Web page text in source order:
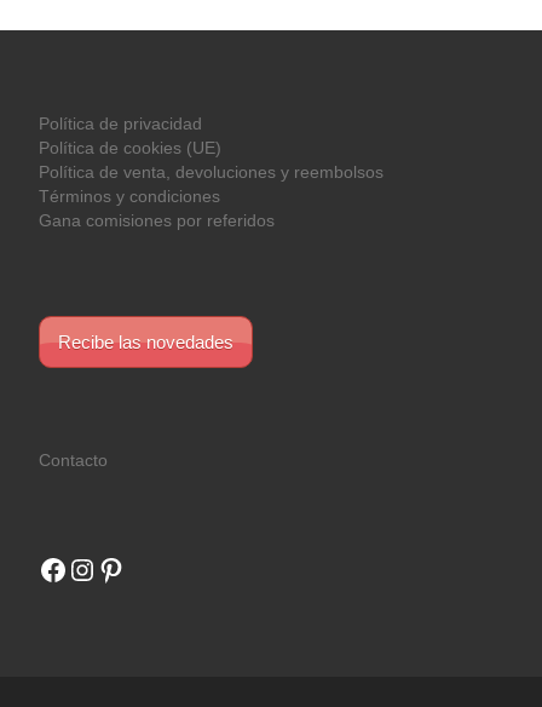
Política de privacidad
Política de cookies (UE)
Política de venta, devoluciones y reembolsos
Términos y condiciones
Gana comisiones por referidos
Recibe las novedades
Contacto
Facebook
Instagram
Pinterest